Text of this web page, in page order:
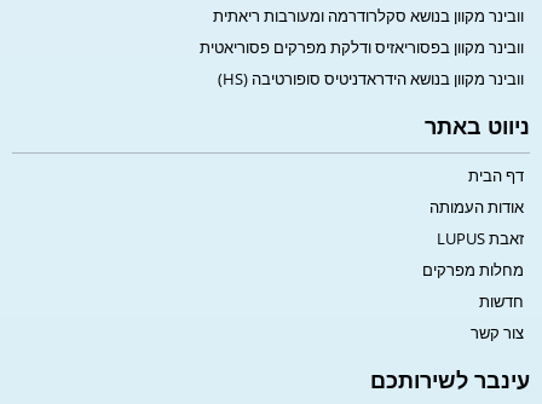
וובינר מקוון בנושא סקלרודרמה ומעורבות ריאתית
וובינר מקוון בפסוריאזיס ודלקת מפרקים פסוריאטית
וובינר מקוון בנושא הידראדניטיס סופורטיבה (HS)
ניווט באתר
דף הבית
אודות העמותה
זאבת LUPUS
מחלות מפרקים
חדשות
צור קשר
עינבר לשירותכם